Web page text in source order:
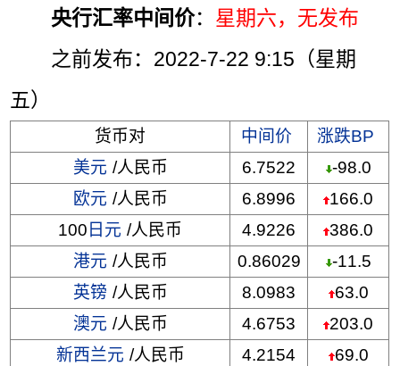
央行汇率中间价： 星期六，无发布
之前发布：2022-7-22 9:15（星期
五）
货币对 中间价
涨跌BP
美元 /人民币 6.7522
-98.0
欧元 /人民币 6.8996
166.0
100 日元 /人民币 4.9226
386.0
港元 /人民币 0.86029
-11.5
英镑 /人民币 8.0983
63.0
澳元 /人民币 4.6753
203.0
新西兰元 /人民币 4.2154
69.0